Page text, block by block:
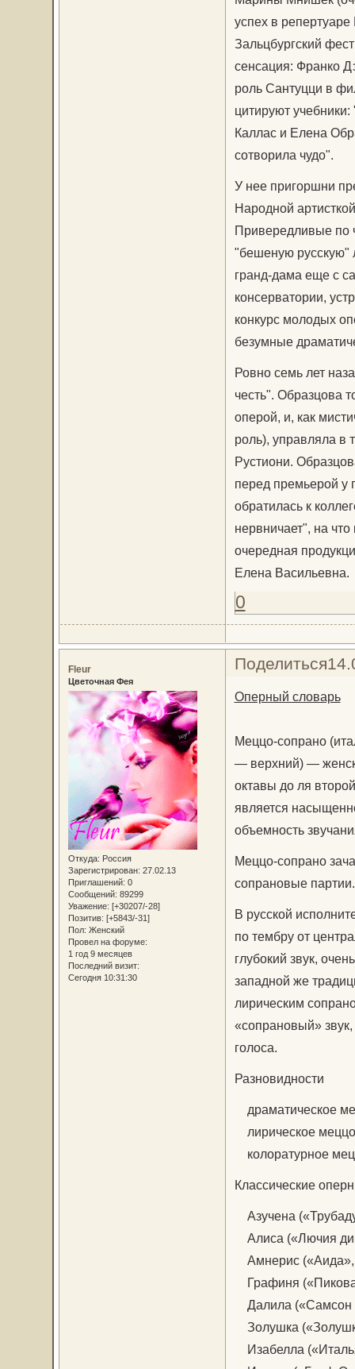
успех в
Зальцбургский
сенсация: Франко
роль Сантуцци в
цитируют
Каллас и Елена
сотворила чудо".
У нее пригоршни
Народной
Привередливые по
"бешеную русскую"
гранд-дама еще с
консерватории,
конкурс молодых
безумные
Ровно семь лет
честь". Образцова
оперой, и, как
роль), управляла
Рустиони.
перед премьерой у
обратилась к
нервничает", на
очередная
Елена Васильевна.
0
Поделиться
Fleur
Цветочная Фея
Откуда: Россия
Зарегистрирован: 27.02.13
Приглашений: 0
Сообщений: 89299
Уважение: [+30207/-28]
Позитив: [+5843/-31]
Пол: Женский
Провел на форуме:
1 год 9 месяцев
Последний визит:
Сегодня 10:31:30
Оперный словарь
Меццо-сопрано
— верхний) —
октавы до ля
является
объемность
Меццо-сопрано
сопрановые партии.
В русской
по тембру от
глубокий звук,
западной же
лирическим
«сопрановый»
голоса.
Разновидности
драматическое
лирическое
колоратурное
Классические
Азучена
Алиса («Лючия ди
Амнерис
Графиня
Далила («Самсон
Золушка
Изабелла